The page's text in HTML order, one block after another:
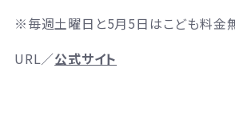
※毎週土曜日と5月5日はこども料金
URL／公式サイト